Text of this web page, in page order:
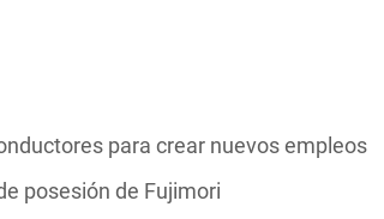
para crear nuevos empleos
posesión de Fujimori